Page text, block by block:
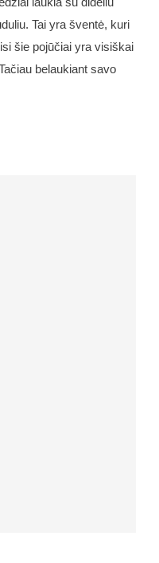
Tai yra šventė, kuri
šie pojūčiai yra visiškai
belaukiant savo